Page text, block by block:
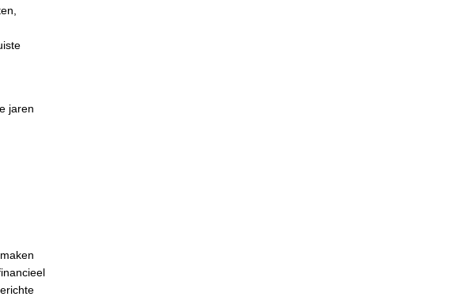
jaren